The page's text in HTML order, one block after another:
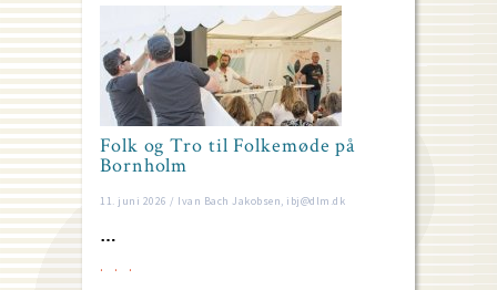
Folk og Tro til Folkemøde på
Bornholm
11. juni 2026 / Ivan Bach Jakobsen, ibj@dlm.dk
…